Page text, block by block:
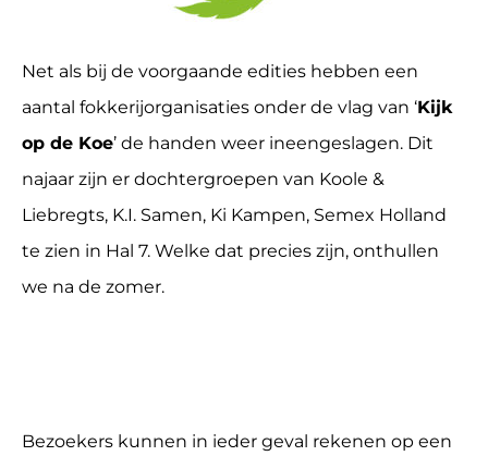
Net als bij de voorgaande edities hebben een
aantal fokkerijorganisaties onder de vlag van ‘Kijk
op de Koe’ de handen weer ineengeslagen. Dit
najaar zijn er dochtergroepen van Koole &
Liebregts, K.I. Samen, Ki Kampen, Semex Holland
te zien in Hal 7. Welke dat precies zijn, onthullen
we na de zomer.
Bezoekers kunnen in ieder geval rekenen op een